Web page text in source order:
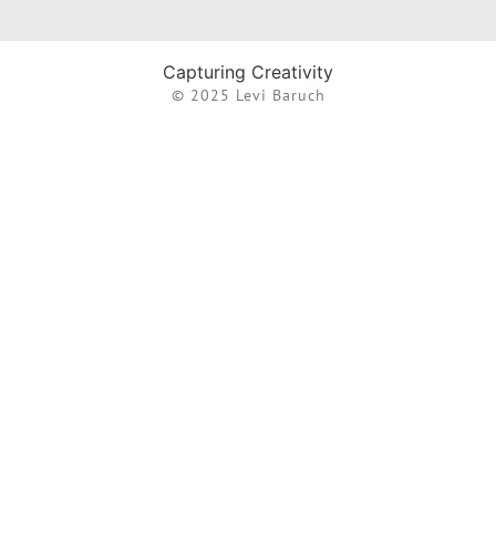
Capturing Creativity
© 2025 Levi Baruch